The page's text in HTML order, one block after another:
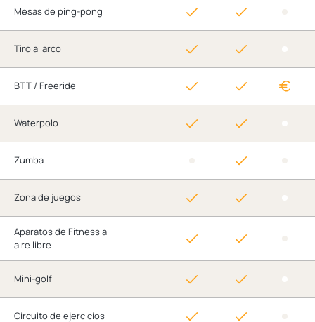
Mesas de ping-pong
Tiro al arco
BTT / Freeride
Waterpolo
Zumba
Zona de juegos
Aparatos de Fitness al
aire libre
Mini-golf
Circuito de ejercicios